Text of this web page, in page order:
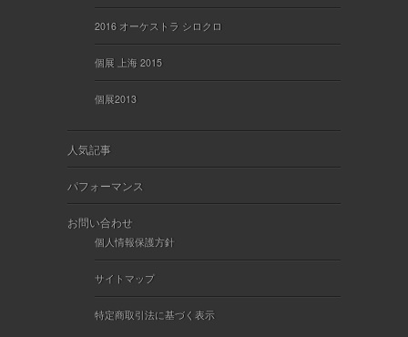
2016 オーケストラ シロクロ
個展 上海 2015
個展2013
人気記事
パフォーマンス
お問い合わせ
個人情報保護方針
サイトマップ
特定商取引法に基づく表示